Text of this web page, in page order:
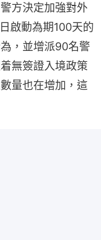
方決定加強對外
啟動為期100天的
，並增派90名警
無簽證入境政策
量也在增加，這